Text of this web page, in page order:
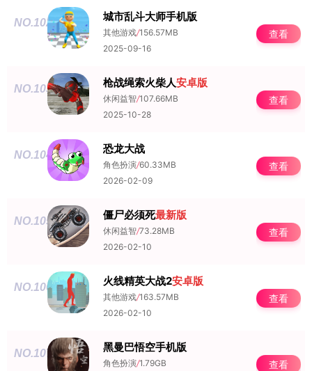
NO.102 城市乱斗大师手机版
其他游戏/156.57MB
2025-09-16
查看
NO.103 枪战绳索火柴人安卓版
休闲益智/107.66MB
2025-10-28
查看
NO.104 恐龙大战
角色扮演/60.33MB
2026-02-09
查看
NO.105 僵尸必须死最新版
休闲益智/73.28MB
2026-02-10
查看
NO.106 火线精英大战2安卓版
其他游戏/163.57MB
2026-02-10
查看
NO.107 黑曼巴悟空手机版
角色扮演/1.79GB 查看